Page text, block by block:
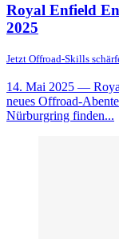
Royal Enfield
2025
Jetzt Offroad-Skills
14. Mai 2025 —
neues Offroad-
Nürburgring finden...